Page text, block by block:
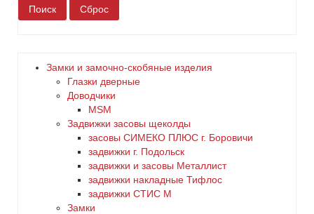
белый
желтый
Замки и замочно-скобяные изделия
Глазки дверные
Доводчики
MSM
Задвижки засовы щеколды
заcовы СИМЕКО ПЛЮС г. Боровичи
задвижки г. Подольск
задвижки и засовы Металлист
задвижки накладные Тифлос
задвижки СТИС М
Замки